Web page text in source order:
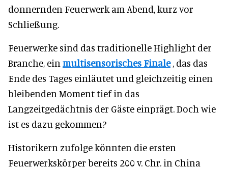
donnernden Feuerwerk am Abend, kurz vor
Schließung.
Feuerwerke sind das traditionelle Highlight der
Branche, ein multisensorisches Finale, das das
Ende des Tages einläutet und gleichzeitig einen
bleibenden Moment tief in das
Langzeitgedächtnis der Gäste einprägt. Doch wie
ist es dazu gekommen?
Historikern zufolge könnten die ersten
Feuerwerkskörper bereits 200 v. Chr. in China